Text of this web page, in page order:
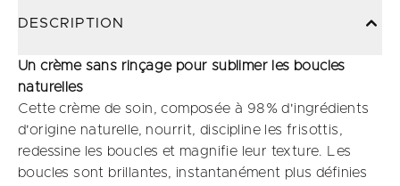
DESCRIPTION
Un crème sans rinçage pour sublimer les boucles
naturelles
Cette crème de soin, composée à 98% d'ingrédients
d'origine naturelle, nourrit, discipline les frisottis,
redessine les boucles et magnifie leur texture. ​Les
boucles sont brillantes, instantanément plus définies